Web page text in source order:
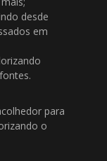
desde
em
para
o